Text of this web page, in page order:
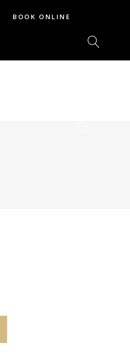
BOOK ONLINE